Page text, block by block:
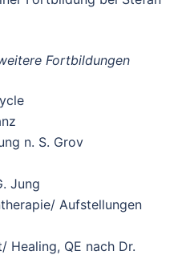
Fortbildungen
n. S. Grov
Jung
Aufstellungen
Healing, QE nach Dr.